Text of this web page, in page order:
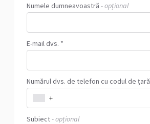
Numele dumneavoastră - opțional
E-mail dvs. *
Numărul dvs. de telefon cu codul de țară
+
Subiect- opțional